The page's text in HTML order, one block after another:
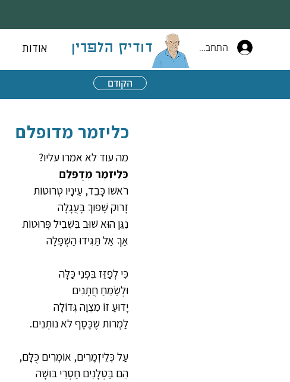
אודות דודיק הלפרין התחברות
הקודם
כליזמר מדופלם
מה עוד לא אמרו עליו?
כְּלֵיזְמֶר מְדֻפְּלַם
רֹאשׁוֹ כָּבֵד, עֵינָיו טְרוּטוֹת
זָרוּק שָׁפוּךְ בָּעֲגָלָה
נִגֵּן הוּא שׁוּב בִּשְׁבִיל פְּרוּטוֹת
אַךְ אַל תַּגִּידוּ הַשְׁפָּלָה
כִּי לְפַזֵּז בִּפְנֵי כַּלָּה
וּלְשַׂמֵּחַ חֲתָנִים
יָדוּעַ זוֹ מִצְוָה גְּדוֹלָה
לַמְרוֹת שֶׁכֶּסֶף לֹא נוֹתְנִים.
עַל כְּלֵיזְמֶרִים, אוֹמְרִים כֻּלָּם,
הֵם בַּטְלָנִים חַסְרֵי בּוּשָׁה